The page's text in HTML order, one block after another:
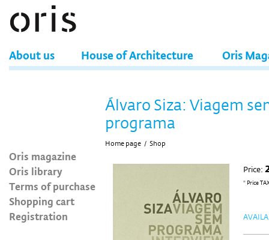
About us House of Architecture Oris
Oris magazine
Oris library
Terms of purchase
Shopping cart
Registration
Álvaro Siza: Viagem
programa
Home page / Shop
Price:
* Price